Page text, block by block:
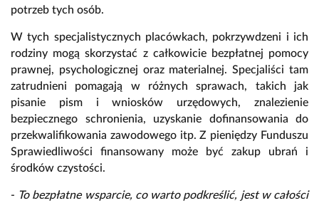
potrzeb tych osób.
W tych specjalistycznych placówkach, pokrzywdzeni i ich
rodziny mogą skorzystać z całkowicie bezpłatnej pomocy
prawnej, psychologicznej oraz materialnej. Specjaliści tam
zatrudnieni pomagają w różnych sprawach, takich jak
pisanie pism i wniosków urzędowych, znalezienie
bezpiecznego schronienia, uzyskanie dofinansowania do
przekwalifikowania zawodowego itp. Z pieniędzy Funduszu
Sprawiedliwości finansowany może być zakup ubrań i
środków czystości.
- To bezpłatne wsparcie, co warto podkreślić, jest w całości